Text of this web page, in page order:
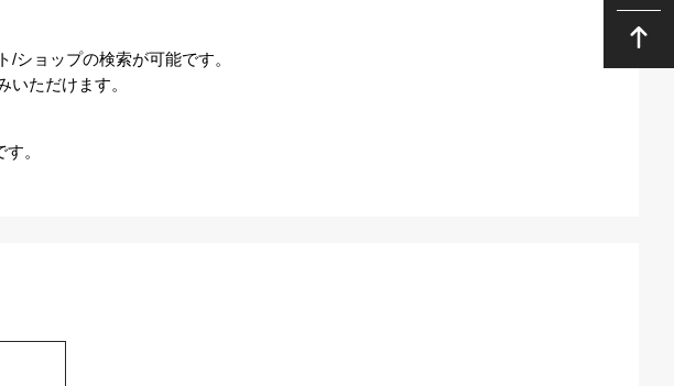
ショップの検索が可能です。
ただけます。
。